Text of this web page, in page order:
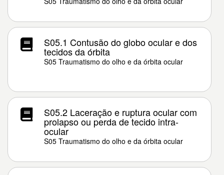
S05.1 Contusão do globo ocular e dos
tecidos da órbita
S05 Traumatismo do olho e da órbita ocular
S05.2 Laceração e ruptura ocular com
prolapso ou perda de tecido intra-
ocular
S05 Traumatismo do olho e da órbita ocular